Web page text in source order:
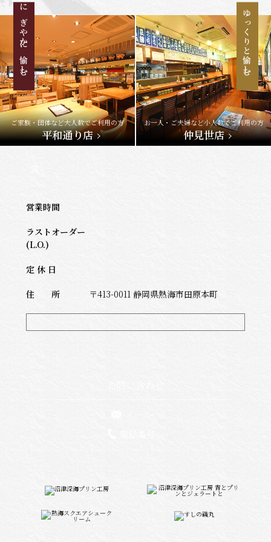
ご家族・団体など大人数でご利用の方
平和通り店
にぎやかに愉しむ
お一人・ご夫婦など小人数でご利用の方
仲見世店
ゆっくりと愉しむ
営業時間
ラストオーダー
(L.O.)
定 休 日
住 所 〒413-0011 静岡県熱海市田原本町